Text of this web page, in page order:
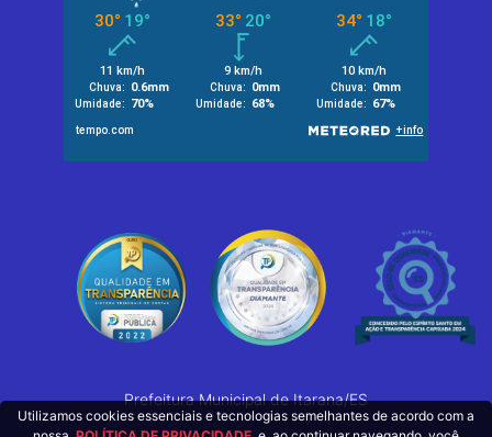
Prefeitura Municipal de Itarana/ES
Utilizamos cookies essenciais e tecnologias semelhantes de acordo com a